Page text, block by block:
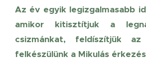
Az év egyik legizgalmasabb
amikor kitisztítjuk a
csizmánkat, feldíszítjük
felkészülünk a Mikulás